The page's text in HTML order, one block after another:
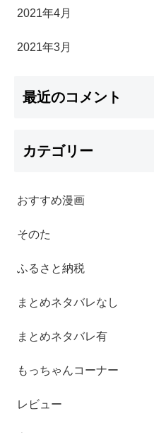
2021年4月
2021年3月
最近のコメント
カテゴリー
おすすめ漫画
そのた
ふるさと納税
まとめネタバレなし
まとめネタバレ有
もっちゃんコーナー
レビュー